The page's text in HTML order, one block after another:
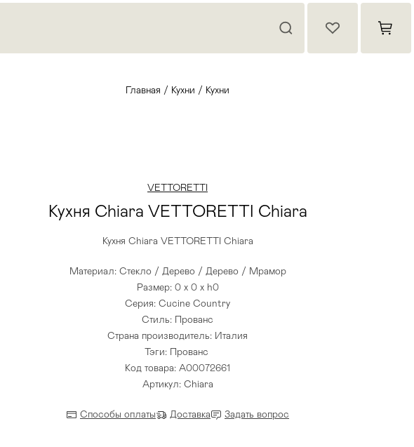
Главная / Кухни / Кухни
VETTORETTI
Кухня Chiara VETTORETTI Chiara
Кухня Chiara VETTORETTI Chiara
Материал: Стекло / Дерево / Дерево / Мрамор
Размер: 0 x 0 x h0
Серия: Cucine Country
Стиль: Прованс
Страна производитель: Италия
Тэги: Прованс
Код товара: A00072661
Артикул: Chiara
Способы оплаты Доставка Задать вопрос